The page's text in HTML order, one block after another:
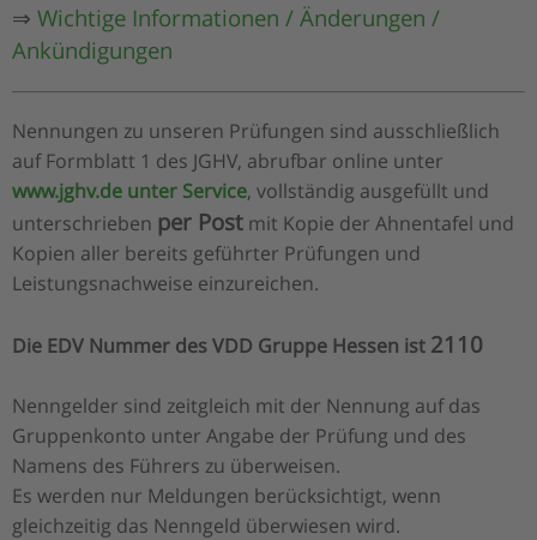
⇒ Wichtige Informationen / Änderungen /
Ankündigungen
Nennungen zu unseren Prüfungen sind ausschließlich
auf Formblatt 1 des JGHV, abrufbar online unter
www.jghv.de unter Service, vollständig ausgefüllt und
unterschrieben per Post mit Kopie der Ahnentafel und
Kopien aller bereits geführter Prüfungen und
Leistungsnachweise einzureichen.
Die EDV Nummer des VDD Gruppe Hessen ist 2110
Nenngelder sind zeitgleich mit der Nennung auf das
Gruppenkonto unter Angabe der Prüfung und des
Namens des Führers zu überweisen.
Es werden nur Meldungen berücksichtigt, wenn
gleichzeitig das Nenngeld überwiesen wird.